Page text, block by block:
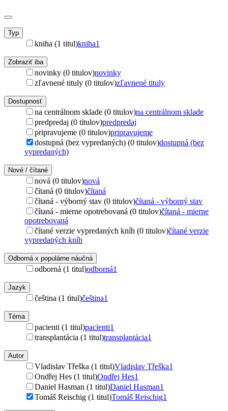
Typ
kniha (1 titul)kniha1
Zobraziť iba
novinky (0 titulov)novinky
zľavnené tituly (0 titulov)zľavnené tituly
Dostupnosť
na centrálnom sklade (0 titulov)na centrálnom sklade
predpredaj (0 titulov)predpredaj
pripravujeme (0 titulov)pripravujeme
dostupná (bez vypredaných) (0 titulov)dostupná (bez
vypredaných)
Nové / čítané
nová (0 titulov)nová
čítaná (0 titulov)čítaná
čítaná - výborný stav (0 titulov)čítaná - výborný stav
čítaná - mierne opotrebovaná (0 titulov)čítaná - mierne
opotrebovaná
čítané verzie vypredaných kníh (0 titulov)čítané verzie
vypredaných kníh
Odborná x populárne náučná
odborná (1 titul)odborná1
Jazyk
čeština (1 titul)čeština1
Téma
pacienti (1 titul)pacienti1
transplantácia (1 titul)transplantácia1
Autor
Vladislav Třeška (1 titul)Vladislav Třeška1
Ondřej Hes (1 titul)Ondřej Hes1
Daniel Hasman (1 titul)Daniel Hasman1
Tomáš Reischig (1 titul)Tomáš Reischig1